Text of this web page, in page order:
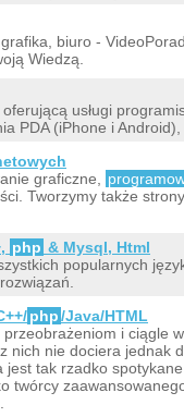
, grafika, biuro -
Wiedzą.
usługi
PDA (iPhone i
graficzne,
Tworzymy także
php & Mysql, Html
popularnych
php/Java/HTML
i ciągle
z nich nie dociera
tak rzadko
twórcy